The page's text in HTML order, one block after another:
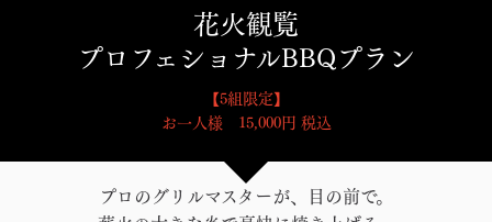
花火観覧
プロフェショナルBBQプラン
【5組限定】
お一人様 15,000円 税込
プロのグリルマスターが、目の前で。